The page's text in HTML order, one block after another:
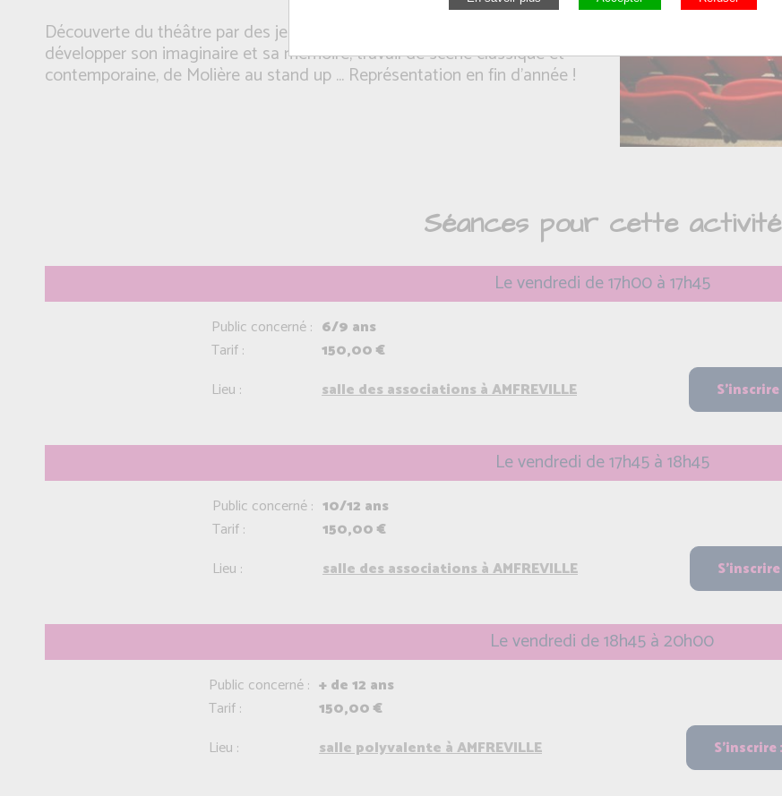
Découverte du théâtre par des jeux d'improvisations et d'expressions,
développer son imaginaire et sa mémoire, travail de scène classique et
contemporaine, de Molière au stand up ... Représentation en fin d'année !
Séances pour cette activité
Le vendredi de 17h00 à 17h45
Public concerné : 6/9 ans
Tarif :
150,00 €
Lieu :
salle des associations à AMFREVILLE
Le vendredi de 17h45 à 18h45
Public concerné : 10/12 ans
Tarif :
150,00 €
Lieu :
salle des associations à AMFREVILLE
Le vendredi de 18h45 à 20h00
Public concerné : + de 12 ans
Tarif :
150,00 €
Lieu :
salle polyvalente à AMFREVILLE